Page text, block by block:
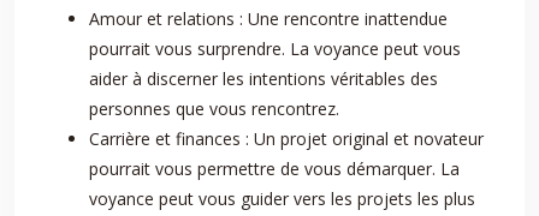
Amour et relations : Une rencontre inattendue
pourrait vous surprendre. La voyance peut vous
aider à discerner les intentions véritables des
personnes que vous rencontrez.
Carrière et finances : Un projet original et novateur
pourrait vous permettre de vous démarquer. La
voyance peut vous guider vers les projets les plus